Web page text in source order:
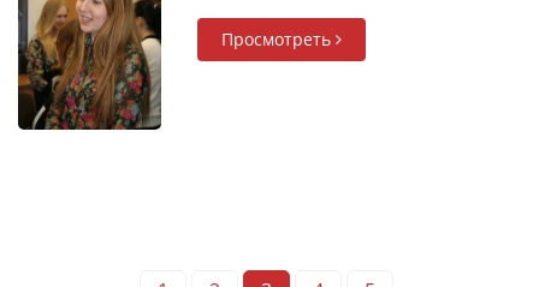
Просмотреть